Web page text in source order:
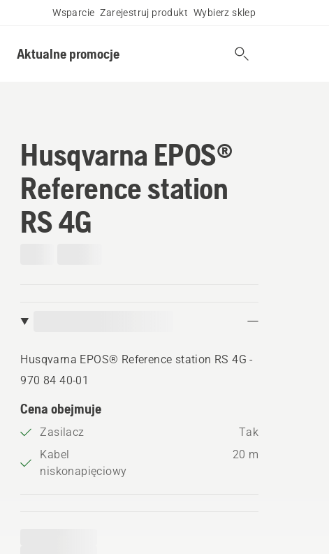
Wsparcie Zarejestruj produkt Wybierz sklep
Aktualne promocje
Husqvarna EPOS®
Reference station
RS 4G
Husqvarna EPOS® Reference station RS 4G -
970 84 40‑01
Cena obejmuje
Zasilacz
Tak
Kabel
niskonapięciowy
20 m